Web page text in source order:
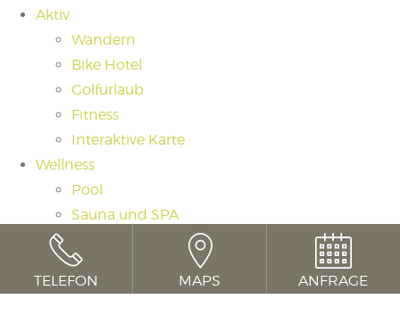
TELEFON MAPS ANFRAGE
Aktiv
Wandern
Bike Hotel
Golfurlaub
Fitness
Interaktive Karte
Wellness
Pool
Sauna und SPA
Massagen und Beauty
Day Spa